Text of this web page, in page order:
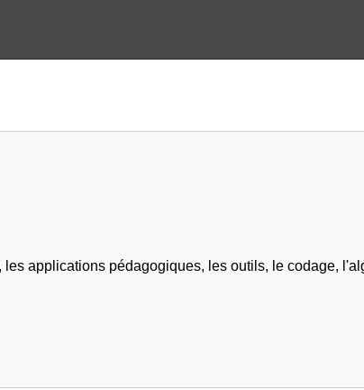
applications pédagogiques, les outils, le codage,